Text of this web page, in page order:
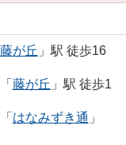
藤が丘 」駅 徒歩16
「 藤が丘 」駅 徒歩1
「 はなみずき通 」